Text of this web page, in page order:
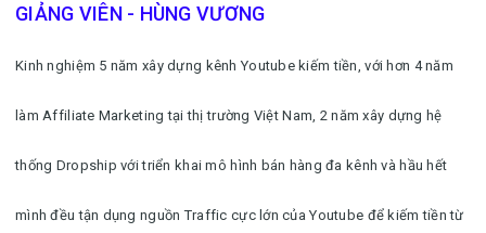
GIẢNG VIÊN - HÙNG VƯƠNG
Kinh nghiệm 5 năm xây dựng kênh Youtube kiếm tiền, với hơn 4 năm
làm Affiliate Marketing tại thị trường Việt Nam, 2 năm xây dựng hệ
thống Dropship với triển khai mô hình bán hàng đa kênh và hầu hết
mình đều tận dụng nguồn Traffic cực lớn của Youtube để kiếm tiền từ